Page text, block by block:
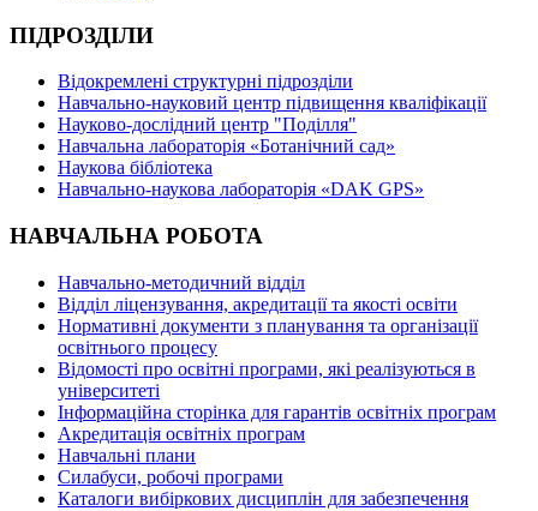
ПІДРОЗДІЛИ
Відокремлені структурні підрозділи
Навчально-науковий центр підвищення кваліфікації
Науково-дослідний центр "Поділля"
Навчальна лабораторія «Ботанічний сад»
Наукова бібліотека
Навчально-наукова лабораторія «DAK GPS»
НАВЧАЛЬНА РОБОТА
Навчально-методичний відділ
Відділ ліцензування, акредитації та якості освіти
Нормативні документи з планування та організації
освітнього процесу
Відомості про освітні програми, які реалізуються в
університеті
Інформаційна сторінка для гарантів освітніх програм
Акредитація освітніх програм
Навчальні плани
Силабуси, робочі програми
Каталоги вибіркових дисциплін для забезпечення